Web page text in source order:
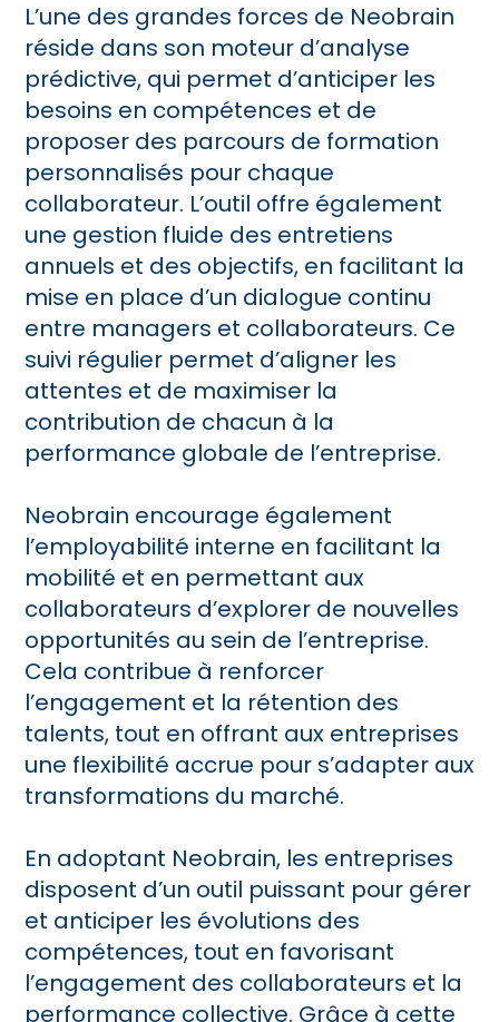
L’une des grandes forces de Neobrain
réside dans son moteur d’analyse
prédictive, qui permet d’anticiper les
besoins en compétences et de
proposer des parcours de formation
personnalisés pour chaque
collaborateur. L’outil offre également
une gestion fluide des entretiens
annuels et des objectifs, en facilitant la
mise en place d’un dialogue continu
entre managers et collaborateurs. Ce
suivi régulier permet d’aligner les
attentes et de maximiser la
contribution de chacun à la
performance globale de l’entreprise.
Neobrain encourage également
l’employabilité interne en facilitant la
mobilité et en permettant aux
collaborateurs d’explorer de nouvelles
opportunités au sein de l’entreprise.
Cela contribue à renforcer
l’engagement et la rétention des
talents, tout en offrant aux entreprises
une flexibilité accrue pour s’adapter aux
transformations du marché.
En adoptant Neobrain, les entreprises
disposent d’un outil puissant pour gérer
et anticiper les évolutions des
compétences, tout en favorisant
l’engagement des collaborateurs et la
performance collective. Grâce à cette